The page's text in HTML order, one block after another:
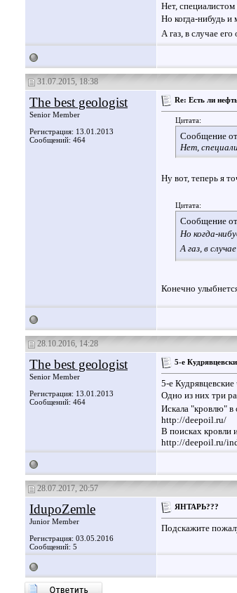
Нет,
Но когда-нибудь и
А газ, в случае
31.07.2015, 18:38
The best geologist
Senior Member
Регистрация: 13.01.2013
Сообщений: 464
Re: Есть ли
Цитата:
Сообщение от
Нет,
Ну вот, теперь я
Цитата:
Сообщение от
Но когда-
А газ, в
Конечно
28.10.2016, 14:28
The best geologist
Senior Member
Регистрация: 13.01.2013
Сообщений: 464
5-е
5-е
Одно из них три
Искала "кровлю" в
http://deepoil.ru/
В поисках кровли
http://deepoil.ru/
28.07.2017, 20:57
IdupoZemle
Junior Member
Регистрация: 03.05.2016
Сообщений: 5
ЯНТАРЬ???
Подскажите